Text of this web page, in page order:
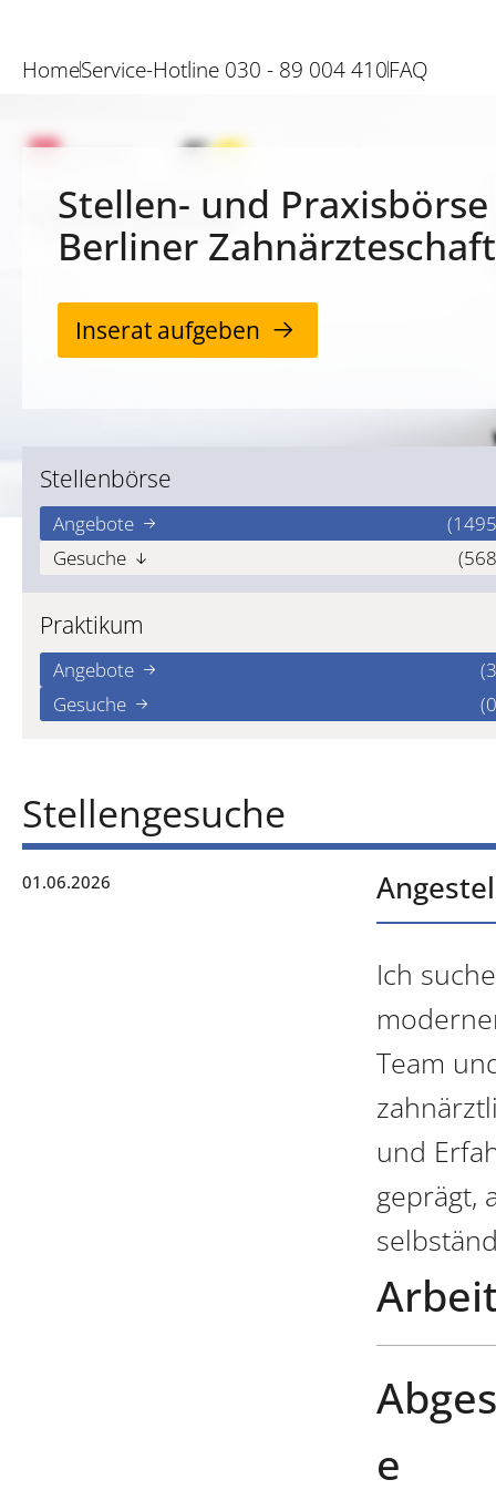
HomeService-Hotline 030 - 89 004 410FAQ
Stellen- und
Berliner Zahnärzteschaft
Inserat aufgeben
Stellenbörse
Angebote
Gesuche
Praktikum
Angebote
Gesuche
Stellengesuche
01.06.2026
Ich
Team
und
geprägt,
e